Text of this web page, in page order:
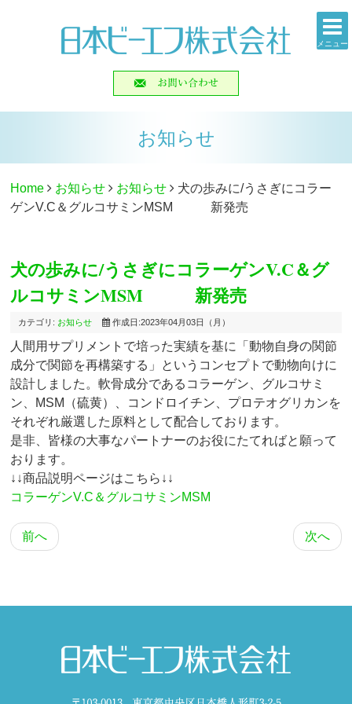
メニュー
お知らせ
Home お知らせ お知らせ
犬の歩みに/うさぎにコラー
ゲンV.C＆グルコサミンMSM 新発売
犬の歩みに/うさぎにコラーゲンV.C＆グ
ルコサミンMSM 新発売
カテゴリ: お知らせ 作成日:2023年04月03日（月）
人間用サプリメントで培った実績を基に「動物自身の関節
成分で関節を再構築する」というコンセプトで動物向けに
設計しました。軟骨成分であるコラーゲン、グルコサミ
ン、MSM（硫黄）、コンドロイチン、プロテオグリカンを
それぞれ厳選した原料として配合しております。
是非、皆様の大事なパートナーのお役にたてればと願って
おります。
↓↓商品説明ページはこちら↓↓
コラーゲンV.C＆グルコサミンMSM
前へ 次へ